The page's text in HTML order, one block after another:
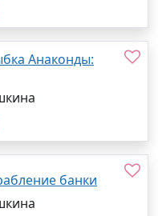
Анаконды:
банки